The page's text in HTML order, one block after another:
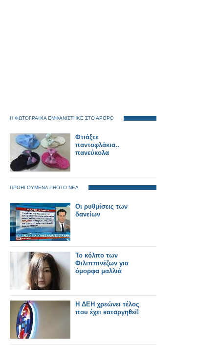
Η ΦΩΤΟΓΡΑΦΙΑ ΕΜΦΑΝΙΣΤΗΚΕ ΣΤΟ ΑΡΘΡΟ
Φτιάξτε
παντοφλάκια..
πανεύκολα
ΠΡΟΗΓΟΥΜΕΝΑ PHOTO ΝΕΑ
Οι ρυθμίσεις των
δανείων
Το κόλπο των
Φιλιππινέζων για
όμορφα μαλλιά
Η ΔΕΗ χρεώνει τέλος
που έχει καταργηθεί!